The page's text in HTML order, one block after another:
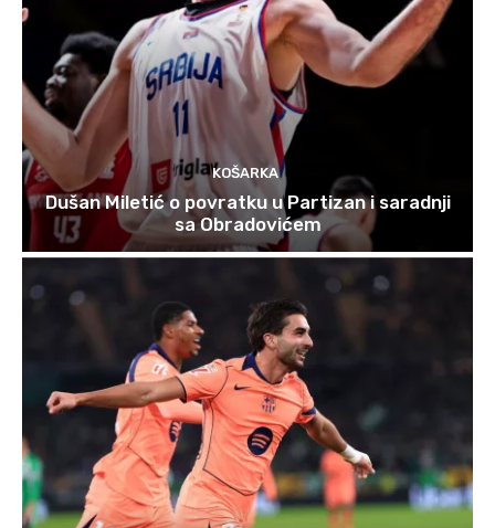
KOŠARKA
Dušan Miletić o povratku u Partizan i saradnji
sa Obradovićem